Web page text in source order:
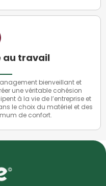
au travail
bienveillant et
une véritable cohésion
à la vie de l’entreprise et
le choix du matériel et des
de confort.